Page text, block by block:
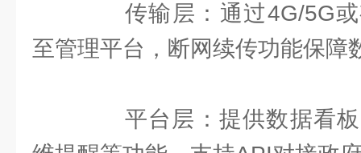
传输层：通过4G/5G或
至管理平台，断网续传功能保障
平台层：提供数据看板